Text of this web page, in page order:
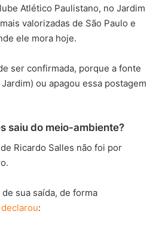
Atlético Paulistano, no Jardim
valorizadas de São Paulo e
ele mora hoje.
ser confirmada, porque a fonte
ou apagou essa postagem
saiu do meio-ambiente?
Ricardo Salles não foi por
sua saída, de forma
declarou: